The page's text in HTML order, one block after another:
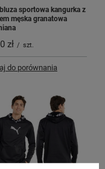
sportowa kangurka z
męska granatowa
zł / szt.
do porównania